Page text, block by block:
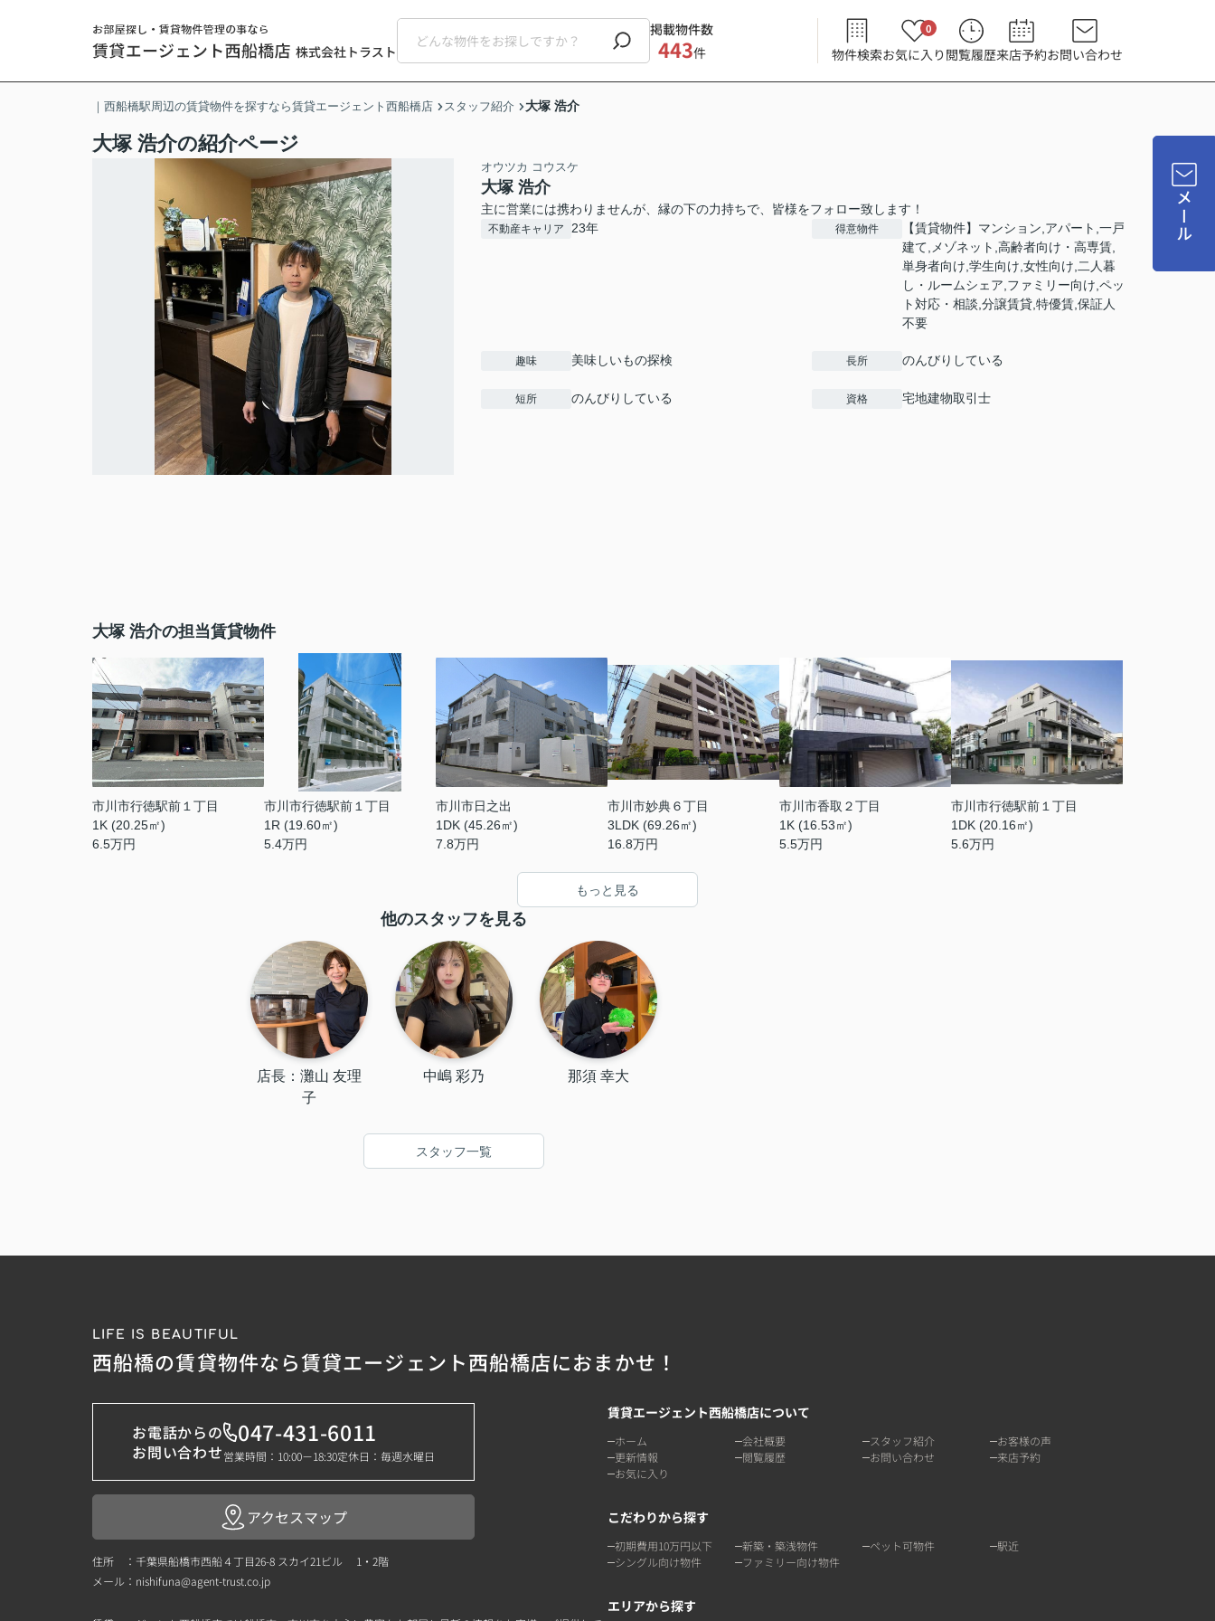
掲載物件数
443件 物件検索お気に入り
0
閲覧履歴来店予約お問い合わせ
メール
｜西船橋駅周辺の賃貸物件を探すなら賃貸エージェント西船橋店 スタッフ紹介 大塚 浩介
大塚 浩介の紹介ページ
オウツカ コウスケ
大塚 浩介
主に営業には携わりませんが、縁の下の力持ちで、皆様をフォロー致します！
不動産キャリア 23年 得意物件
【賃貸物件】マンション,アパート,一戸
建て,メゾネット,高齢者向け・高専賃,
単身者向け,学生向け,女性向け,二人暮
し・ルームシェア,ファミリー向け,ペッ
ト対応・相談,分譲賃貸,特優賃,保証人
不要
趣味 美味しいもの探検 長所 のんびりしている
短所 のんびりしている 資格 宅地建物取引士
大塚 浩介の担当賃貸物件
市川市行徳駅前１丁目
1K (20.25㎡)
6.5万円
市川市行徳駅前１丁目
1R (19.60㎡)
5.4万円
市川市日之出
1DK (45.26㎡)
7.8万円
市川市妙典６丁目
3LDK (69.26㎡)
16.8万円
市川市香取２丁目
1K (16.53㎡)
5.5万円
市川市行徳駅前１丁目
1DK (20.16㎡)
5.6万円
もっと見る
他のスタッフを見る
店長：灘山 友理
子
中嶋 彩乃 那須 幸大
スタッフ一覧
LIFE IS BEAUTIFUL
西船橋の賃貸物件なら賃貸エージェント西船橋店におまかせ！
お電話からの
お問い合わせ
047-431-6011
営業時間：10:00－18:30定休日：毎週水曜日
アクセスマップ
住所 ：千葉県船橋市西船４丁目26-8 スカイ21ビル 1・2階
メール： nishifuna@agent-trust.co.jp
賃貸エージェント西船橋店について
ホーム 会社概要 スタッフ紹介
お客様の声
更新情報
閲覧履歴 お問い合わせ
来店予約
お気に入り
こだわりから探す
初期費用10万円以下 新築・築浅物件 ペット可物件
駅近
シングル向け物件
ファミリー向け物件
エリアから探す